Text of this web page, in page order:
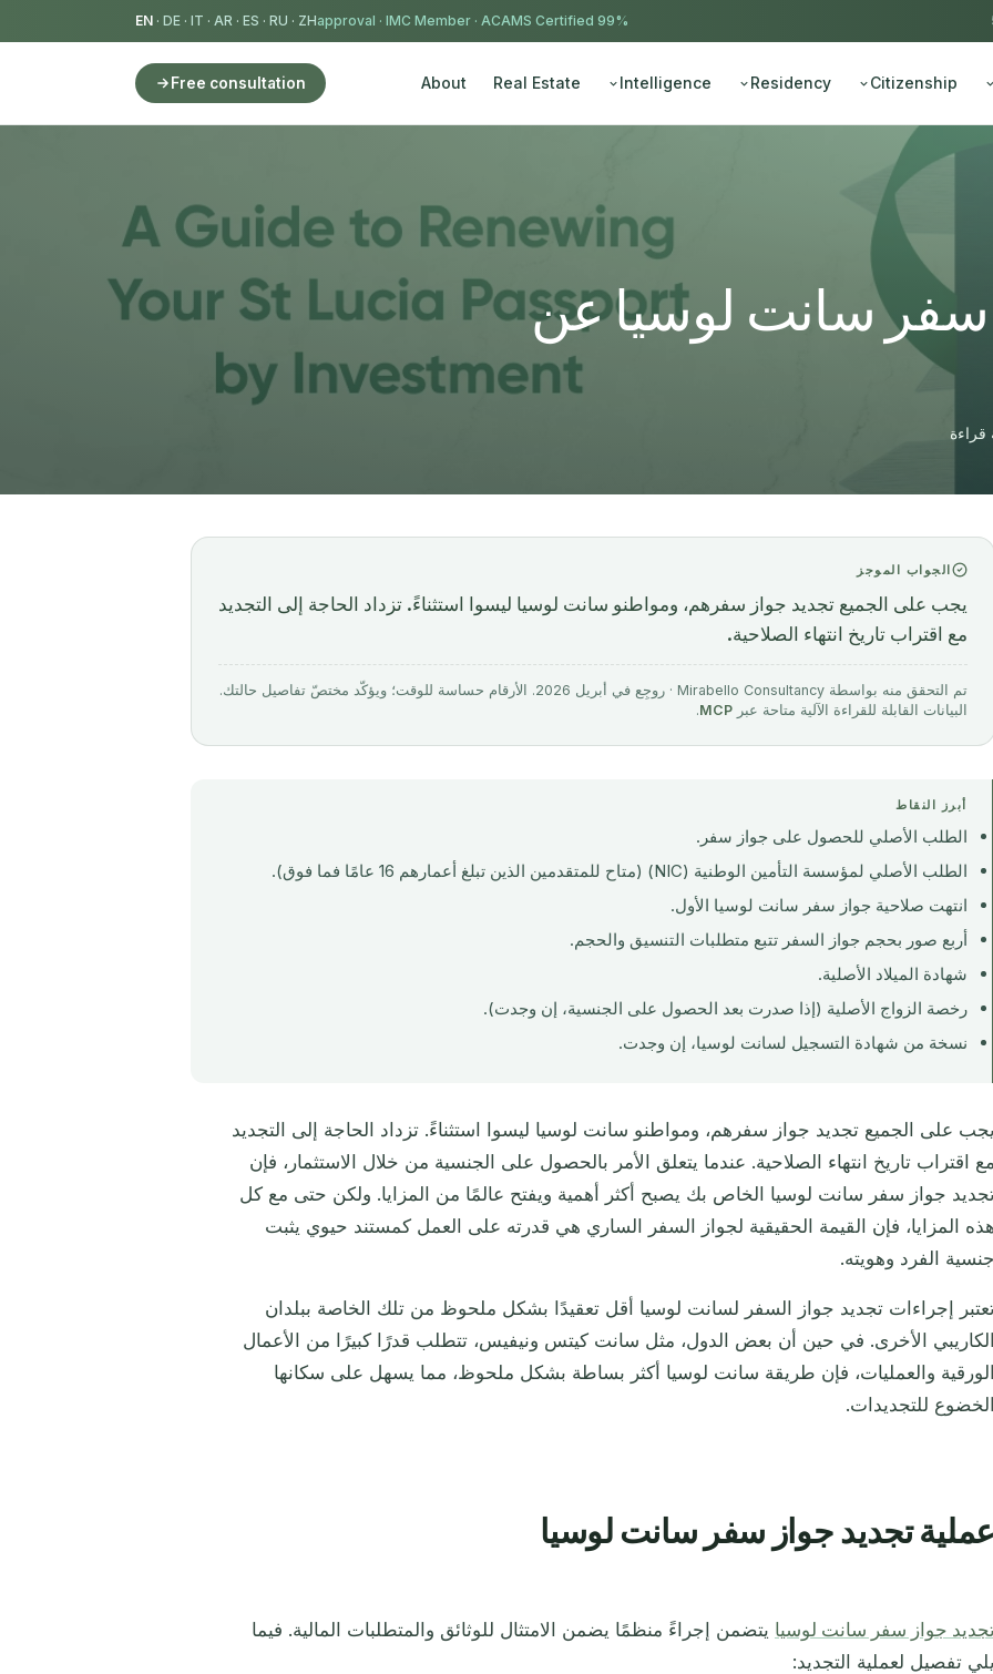
99% approval ·
IMC Member · ACAMS Certified
EN · DE · IT · AR · ES · RU · ZH
Citizenship
Residency
Intelligence
Real Estate
About
Free consultation
سفر سانت لوسيا عن
الجواب الموجز
يجب على الجميع تجديد جواز سفرهم، ومواطنو سانت لوسيا ليسوا استثناءً. تزداد الحاجة إلى التجديد
مع اقتراب تاريخ انتهاء الصلاحية.
تم التحقق منه بواسطة Mirabello Consultancy · روجِع في أبريل 2026. الأرقام حساسة للوقت؛ ويؤكّد مختصّ تفاصيل حالتك.
البيانات القابلة للقراءة الآلية متاحة عبر MCP
.
أبرز النقاط
الطلب الأصلي للحصول على جواز سفر.
الطلب الأصلي لمؤسسة التأمين الوطنية (NIC) (متاح للمتقدمين الذين تبلغ أعمارهم 16 عامًا فما فوق).
انتهت صلاحية جواز سفر سانت لوسيا الأول.
أربع صور بحجم جواز السفر تتبع متطلبات التنسيق والحجم.
شهادة الميلاد الأصلية.
رخصة الزواج الأصلية (إذا صدرت بعد الحصول على الجنسية، إن وجدت).
نسخة من شهادة التسجيل لسانت لوسيا، إن وجدت.
يجب على الجميع تجديد جواز سفرهم، ومواطنو سانت لوسيا ليسوا استثناءً. تزداد الحاجة إلى التجديد
مع اقتراب تاريخ انتهاء الصلاحية. عندما يتعلق الأمر بالحصول على الجنسية من خلال الاستثمار، فإن
جواز سفر سانت لوسيا الخاص بك يصبح أكثر أهمية ويفتح عالمًا من المزايا. ولكن حتى مع كل
هذه المزايا، فإن القيمة الحقيقية لجواز السفر الساري هي قدرته على العمل كمستند حيوي يثبت
جنسية الفرد وهويته.
إجراءات تجديد جواز السفر لسانت لوسيا أقل تعقيدًا بشكل ملحوظ من تلك الخاصة ببلدان
الكاريبي الأخرى. في حين أن بعض الدول، مثل سانت كيتس ونيفيس، تتطلب قدرًا كبيرًا من الأعمال
الورقية والعمليات، فإن طريقة سانت لوسيا أكثر بساطة بشكل ملحوظ، مما يسهل على سكانها
الخضوع للتجديدات.
عملية تجديد جواز سفر سانت لوسيا
جواز سفر سانت لوسيا يتضمن إجراءً منظمًا يضمن الامتثال للوثائق والمتطلبات المالية. فيما
يلي تفصيل لعملية التجديد: